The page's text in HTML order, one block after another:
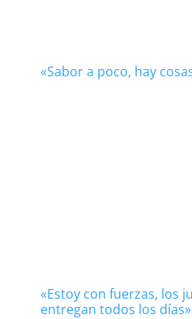
«Sabor a poco, hay
«Estoy con fuerzas, los
entregan todos los días»